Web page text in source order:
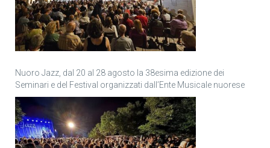
Nuoro Jazz, dal 20 al 28 agosto la 38esima edizione dei
Seminari e del Festival organizzati dall’Ente Musicale nuorese